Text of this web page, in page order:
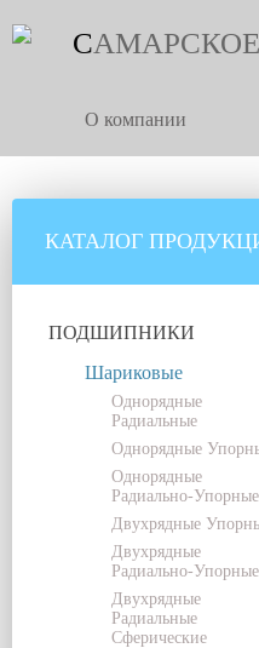
САМАРСКОЕ
О компании
КАТАЛОГ
ПОДШИПНИКИ
Шариковые
Однорядные
Радиальные
Однорядные
Однорядные
Радиально-Упорные
Двухрядные
Двухрядные
Радиально-Упорные
Двухрядные
Радиальные
Сферические